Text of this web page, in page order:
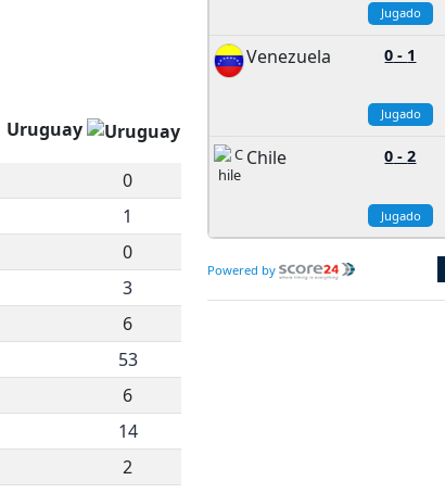
Uruguay
0
1
0
3
6
53
6
14
2
Jugado
Venezuela 0 - 1
Jugado
Chile 0 -2
Jugado
Powered by